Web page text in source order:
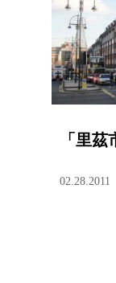
「里
02.28.2011